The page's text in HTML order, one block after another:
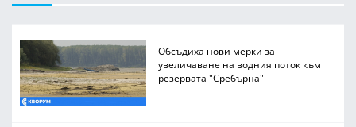
Обсъдиха нови мерки за
увеличаване на водния поток към
резервата "Сребърна"